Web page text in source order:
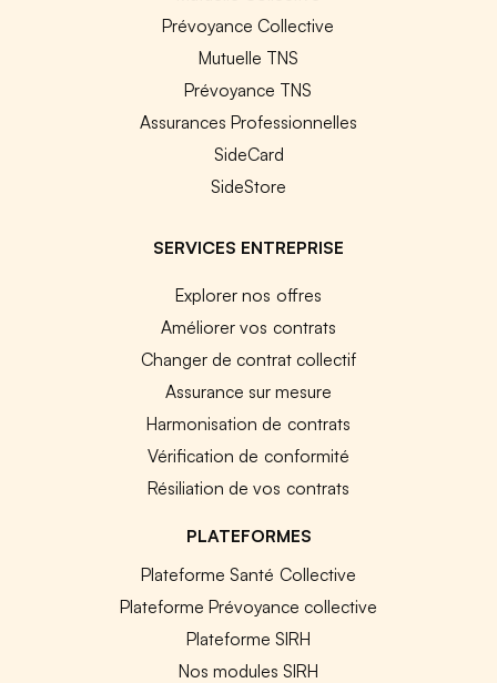
Prévoyance Collective
Mutuelle TNS
Prévoyance TNS
Assurances Professionnelles
SideCard
SideStore
SERVICES ENTREPRISE
Explorer nos offres
Améliorer vos contrats
Changer de contrat collectif
Assurance sur mesure
Harmonisation de contrats
Vérification de conformité
Résiliation de vos contrats
PLATEFORMES
Plateforme Santé Collective
Plateforme Prévoyance collective
Plateforme SIRH
Nos modules SIRH